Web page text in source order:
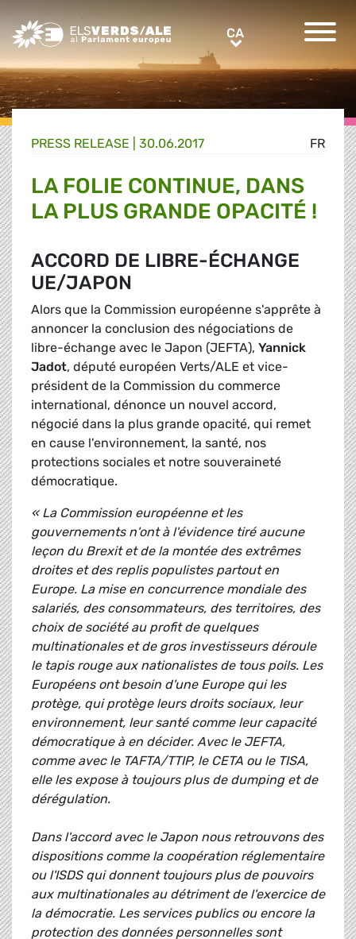
Greens/EFA Home CACA
FR
PRESS RELEASE | 30.06.2017
LA FOLIE CONTINUE, DANS
LA PLUS GRANDE OPACITÉ !
ACCORD DE LIBRE-ÉCHANGE
UE/JAPON
Alors que la Commission européenne s'apprête à
annoncer la conclusion des négociations de
libre-échange avec le Japon (JEFTA), Yannick
Jadot, député européen Verts/ALE et vice-
président de la Commission du commerce
international, dénonce un nouvel accord,
négocié dans la plus grande opacité, qui remet
en cause l'environnement, la santé, nos
protections sociales et notre souveraineté
démocratique.
« La Commission européenne et les
gouvernements n'ont à l'évidence tiré aucune
leçon du Brexit et de la montée des extrêmes
droites et des replis populistes partout en
Europe. La mise en concurrence mondiale des
salariés, des consommateurs, des territoires, des
choix de société au profit de quelques
multinationales et de gros investisseurs déroule
le tapis rouge aux nationalistes de tous poils. Les
Européens ont besoin d'une Europe qui les
protège, qui protège leurs droits sociaux, leur
environnement, leur santé comme leur capacité
démocratique à en décider. Avec le JEFTA,
comme avec le TAFTA/TTIP, le CETA ou le TISA,
elle les expose à toujours plus de dumping et de
dérégulation.
Dans l'accord avec le Japon nous retrouvons des
dispositions comme la coopération réglementaire
ou l'ISDS qui donnent toujours plus de pouvoirs
aux multinationales au détriment de l'exercice de
la démocratie. Les services publics ou encore la
protection des données personnelles sont